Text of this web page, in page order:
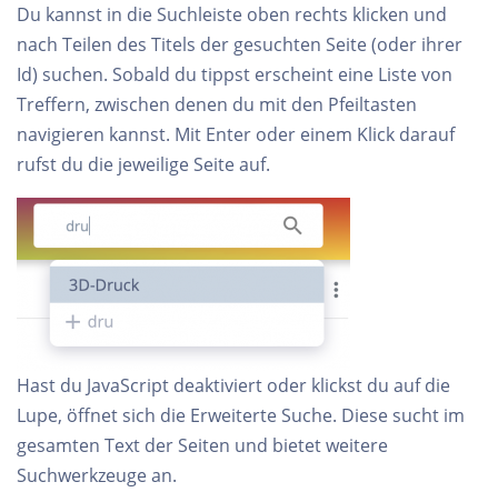
Du kannst in die Suchleiste oben rechts klicken und
nach Teilen des Titels der gesuchten Seite (oder ihrer
Id) suchen. Sobald du tippst erscheint eine Liste von
Treffern, zwischen denen du mit den Pfeiltasten
navigieren kannst. Mit Enter oder einem Klick darauf
rufst du die jeweilige Seite auf.
Hast du JavaScript deaktiviert oder klickst du auf die
Lupe, öffnet sich die Erweiterte Suche. Diese sucht im
gesamten Text der Seiten und bietet weitere
Suchwerkzeuge an.